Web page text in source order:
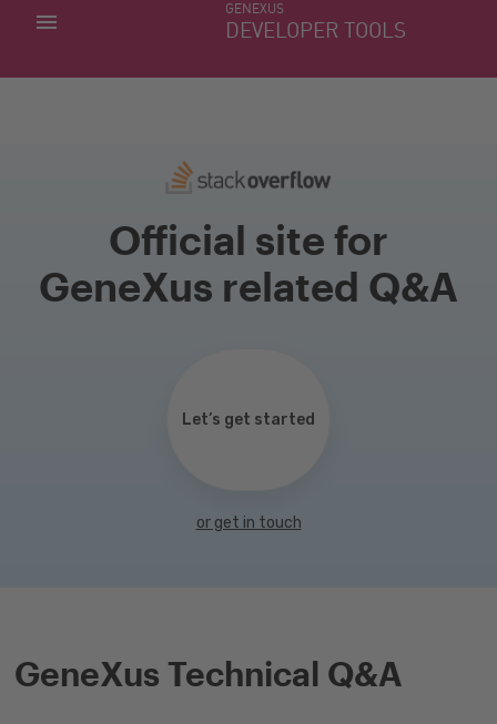
GENEXUS
DEVELOPER TOOLS
MINHAS APLICACÕES
Official site for
GeneXus related Q&A
Let’s get started
or get in touch
GeneXus Technical Q&A